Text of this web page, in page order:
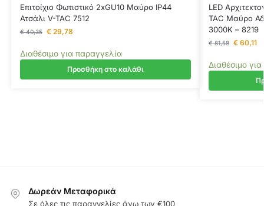
Επιτοίχιο Φωτιστικό 2xGU10 Μαύρο ΙP44
Ατσάλι V-TAC 7512
€40,35 €29,78
Διαθέσιμο για παραγγελία
Προσθήκη στο καλάθι
LED
TAC Μαύρο
3000Κ – 8219
€81,58 €60,11
Διαθέσιμο
Δωρεάν Μεταφορικά
Σε όλες τις παραγγελίες άνω των €100